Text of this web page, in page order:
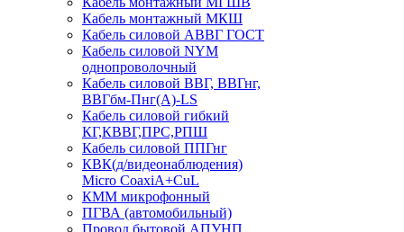
Кабель монтажный МКШ
Кабель силовой АВВГ ГОСТ
Кабель силовой NYM
однопроволочный
Кабель силовой ВВГ, ВВГнг,
ВВГбм-Пнг(А)-LS
Кабель силовой гибкий
КГ,КВВГ,ПРС,РПШ
Кабель силовой ППГнг
КВК(д/видеонаблюдения)
Micro CoaxiA+CuL
КММ микрофонный
ПГВА (автомобильный)